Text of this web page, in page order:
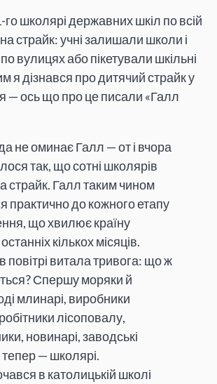
го школярі державних шкіл по всій
страйк: учні залишали школи і
вулицях або пікетували шкільні
я дізнався про дитячий страйк у
— ось що про це писали «Галл
не оминає Галл — от і вчора
так, що сотні школярів
страйк. Галл таким чином
практично до кожного етапу
що хвилює країну
кількох місяців.
повітрі витала тривога: що ж
Спершу моряки й
млинарі, виробники
лісоповалу,
новинарі, заводські
тепер — школярі.
в католицькій школі